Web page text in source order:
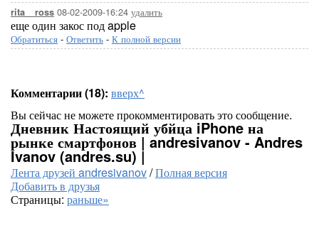
rita__ross 08-02-2009-16:24 удалить
еще один закос под apple
Обратиться - Ответить - К полной версии
Комментарии (18): вверх^
Вы сейчас не можете прокомментировать это сообщение.
Дневник Настоящий убйца iPhone на
рынке смартфонов | andresivanov - Andres
Ivanov (andres.su) |
Лента друзей andresivanov/Полная версия
Добавить в друзья
Страницы: раньше»